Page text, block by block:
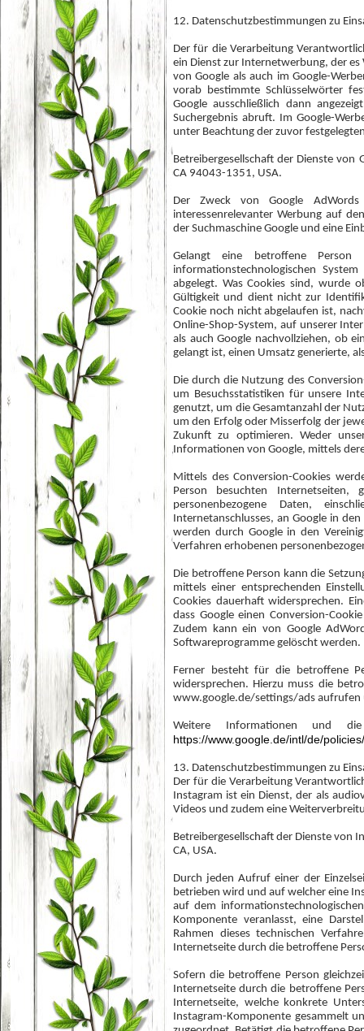
12. Datenschutzbestimmungen zu
Der für die Verarbeitung
ein Dienst zur Internetwerbung, der
von Google als auch im Google-
vorab bestimmte Schlüsselwörter
Google ausschließlich dann
Suchergebnis abruft. Im Google-
unter Beachtung der zuvor
Betreibergesellschaft der Dienste
CA 94043-1351, USA.
Der Zweck von Google
interessenrelevanter Werbung auf
der Suchmaschine Google und eine
Gelangt eine betroffene
informationstechnologischen
abgelegt. Was Cookies sind, wurde
Gültigkeit und dient nicht zur
Cookie noch nicht abgelaufen ist,
Online-Shop-System, auf unserer
als auch Google nachvollziehen, ob
gelangt ist, einen Umsatz generierte,
Die durch die Nutzung des
um Besuchsstatistiken für unsere
genutzt, um die Gesamtanzahl der
um den Erfolg oder Misserfolg der
Zukunft zu optimieren. Weder
Informationen von Google, mittels
Mittels des Conversion-Cookies
Person besuchten Internetseiten,
personenbezogene Daten,
Internetanschlusses, an Google in
werden durch Google in den
Verfahren erhobenen
Die betroffene Person kann die
mittels einer entsprechenden
Cookies dauerhaft widersprechen.
dass Google einen Conversion-
Zudem kann ein von Google
Softwareprogramme gelöscht werden.
Ferner besteht für die betroffene
widersprechen. Hierzu muss die
www.google.de/settings/ads aufrufen
Weitere Informationen und
https://www.google.de/intl/de/
13. Datenschutzbestimmungen zu
Der für die Verarbeitung
Instagram ist ein Dienst, der als
Videos und zudem eine
Betreibergesellschaft der Dienste von
CA, USA.
Durch jeden Aufruf einer der
betrieben wird und auf welcher eine
auf dem
Komponente veranlasst, eine
Rahmen dieses technischen
Internetseite durch die betroffene
Sofern die betroffene Person
Internetseite durch die betroffene
Internetseite, welche konkrete
Instagram-Komponente gesammelt